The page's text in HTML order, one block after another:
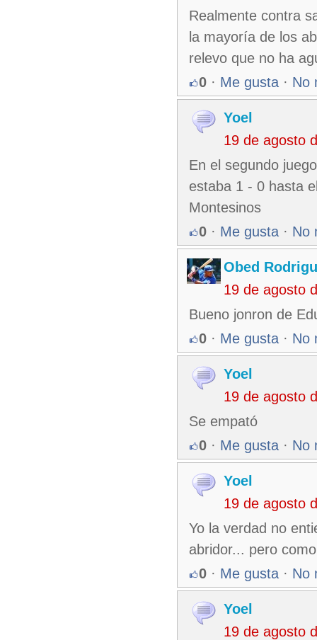
Realmente contra
la mayoría de los
relevo que no ha
0 · Me gusta · No
Yoel
19 de agosto
En el segundo
estaba 1 - 0 hasta
Montesinos
0 · Me gusta · No
Obed
19 de agosto
Bueno jonron de
0 · Me gusta · No
Yoel
19 de agosto
Se empató
0 · Me gusta · No
Yoel
19 de agosto
Yo la verdad no
abridor... pero
0 · Me gusta · No
Yoel
19 de agosto